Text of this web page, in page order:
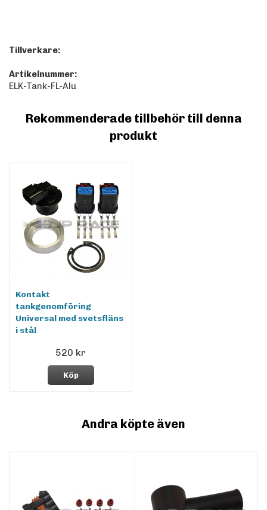
Tillverkare:
Artikelnummer:
ELK-Tank-FL-Alu
Rekommenderade tillbehör till denna
produkt
Kontakt
tankgenomföring
Universal med svetsfläns
i stål
520 kr
Köp
Andra köpte även